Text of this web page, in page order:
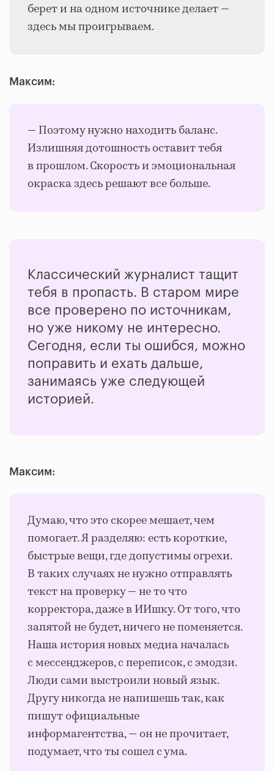
берет и на одном источнике делает —
здесь мы проигрываем.
Максим:
— Поэтому нужно находить баланс.
Излишняя дотошность оставит тебя
в прошлом. Скорость и эмоциональная
окраска здесь решают все больше.
Классический журналист тащит
тебя в пропасть. В старом мире
все проверено по источникам,
но уже никому не интересно.
Сегодня, если ты ошибся, можно
поправить и ехать дальше,
занимаясь уже следующей
историей.
Максим:
Думаю, что это скорее мешает, чем
помогает. Я разделяю: есть короткие,
быстрые вещи, где допустимы огрехи.
В таких случаях не нужно отправлять
текст на проверку — не то что
корректора, даже в ИИшку. От того, что
запятой не будет, ничего не поменяется.
Наша история новых медиа началась
с мессенджеров, с переписок, с эмодзи.
Люди сами выстроили новый язык.
Другу никогда не напишешь так, как
пишут официальные
информагентства, — он не прочитает,
подумает, что ты сошел с ума.